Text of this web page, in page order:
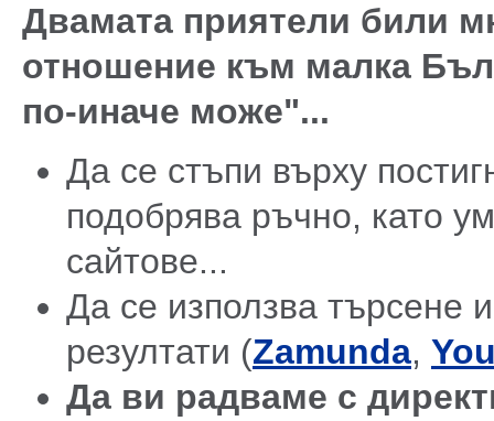
Двамата приятели били
отношение към малка
по-иначе може"...
Да се стъпи върху
подобрява ръчно, като
сайтове...
Да се използва търсене
резултати (Zamunda,
Да ви радваме с